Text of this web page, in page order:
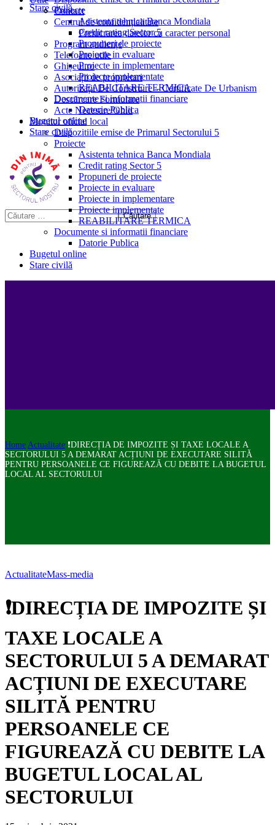
Stare civilă
Proiecte
Asistenta tehnica Banca Mondiala
Credit rating Sector 5
Propuneri de proiecte
Proiecte in evaluare
Proiecte in implementare
Proiecte implementate
REABILITARE TERMICA
Documente si informatii financiare
Datorie Publica
Bugetul online
Stare civilă
Contact
Centrul de confidențialitate
Prelucrarea datelor cu caracter personal
Program audiențe
Telefoane utile
Ghișeul.ro
Asociații de proprietari
Autorizații De Construire – Certificate De Urbanism
Descărcare Formulare
Acte Necesare/Ghid
Monitor oficial local
Dispozitiile emise de Primarul Sectorului 5
Proiecte
Asistenta tehnica Banca Mondiala
Credit rating Sector 5
Propuneri de proiecte
Proiecte in evaluare
Proiecte in implementare
Proiecte implementate
REABILITARE TERMICA
Documente si informatii financiare
Datorie Publica
Bugetul online
Stare civilă
Home Actualitate ❗DIRECȚIA DE IMPOZITE ȘI TAXE LOCALE A
SECTORULUI 5 A DEMARAT ACȚIUNI DE EXECUTARE SILITĂ
PENTRU PERSOANELE CE FIGUREAZĂ CU DEBITE LA BUGETUL
LOCAL AL SECTORULUI
ActualitateMass-media
❗DIRECȚIA DE IMPOZITE ȘI
TAXE LOCALE A
SECTORULUI 5 A DEMARAT
ACȚIUNI DE EXECUTARE
SILITĂ PENTRU
PERSOANELE CE
FIGUREAZĂ CU DEBITE LA
BUGETUL LOCAL AL
SECTORULUI